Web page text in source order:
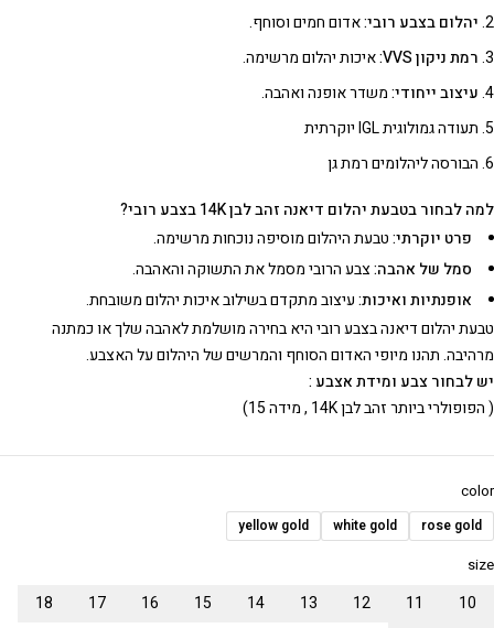
יהלום בצבע רובי:אדום חמים וסוחף.
רמת ניקון VVS:
איכות יהלום מרשימה.
עיצוב ייחודי:משדר אופנה ואהבה.
תעודה גמולוגית IGL יוקרתית
הבורסה ליהלומים רמת גן
למה לבחור בטבעת יהלום דיאנה זהב לבן 14K בצבע רובי?
פרט יוקרתי:טבעת היהלום מוסיפה נוכחות מרשימה.
סמל של אהבה:צבע הרובי מסמל את התשוקה והאהבה.
אופנתיות ואיכות:עיצוב מתקדם בשילוב איכות יהלום משובחת.
טבעת יהלום דיאנה בצבע רובי היא בחירה מושלמת לאהבה שלך או כמתנה
מרהיבה. תהנו מיופי האדום הסוחף והמרשים של היהלום על האצבע.
יש לבחור צבע ומידת אצבע :
( הפופולרי ביותר זהב לבן 14K , מידה 15)
color
rose gold
white gold
yellow gold
size
10
11
12
13
14
15
16
17
18